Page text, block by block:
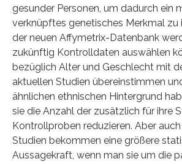
gesunder Personen, um dadurch ein
verknüpftes genetisches Merkmal zu
der neuen Affymetrix-Datenbank
zukünftig Kontrolldaten auswählen
bezüglich Alter und Geschlecht mit
aktuellen Studien übereinstimmen
ähnlichen ethnischen Hintergrund
sie die Anzahl der zusätzlich für ihre
Kontrollproben reduzieren. Aber
Studien bekommen eine größere
Aussagekraft, wenn man sie um die